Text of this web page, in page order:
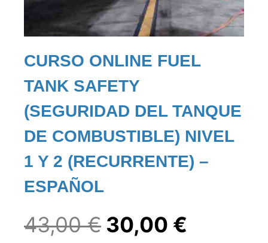
CURSO ONLINE FUEL
TANK SAFETY
(SEGURIDAD DEL TANQUE
DE COMBUSTIBLE) NIVEL
1 Y 2 (RECURRENTE) –
ESPAÑOL
43,00€ El
30,00 €